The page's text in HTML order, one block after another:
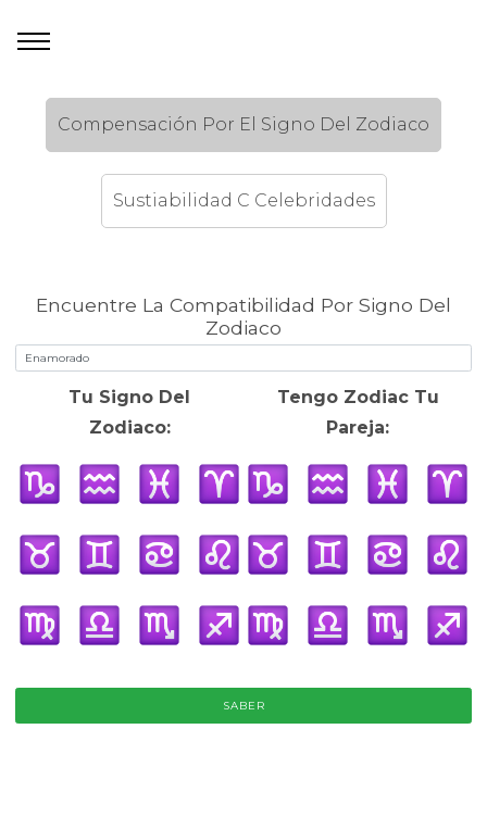
Compensación Por El Signo Del Zodiaco
Sustiabilidad C Celebridades
Encuentre La Compatibilidad Por Signo Del
Zodiaco
Tu Signo Del
Zodiaco:
Tengo Zodiac Tu
Pareja:
SABER